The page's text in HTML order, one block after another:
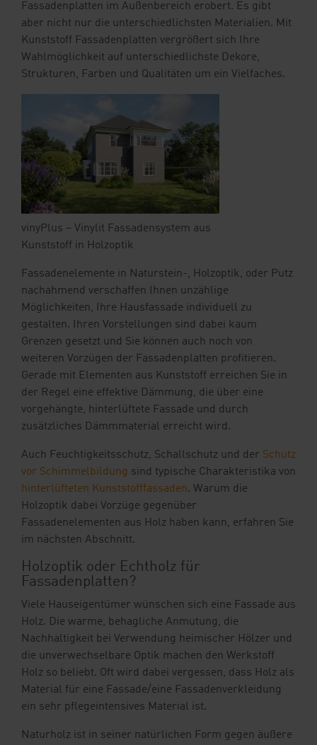
Fassadenplatten im Außenbereich erobert. Es gibt
aber nicht nur die unterschiedlichsten Materialien. Mit
Kunststoff Fassadenplatten vergrößert sich Ihre
Wahlmöglichkeit auf unterschiedlichste Dekore,
Strukturen, Farben und Qualitäten um ein Vielfaches.
vinyPlus – Vinylit Fassadensystem aus
Kunststoff in Holzoptik
Fassadenelemente in Naturstein-, Holzoptik, oder Putz
nachahmend verschaffen Ihnen unzählige
Möglichkeiten, Ihre Hausfassade individuell zu
gestalten. Ihren Vorstellungen sind dabei kaum
Grenzen gesetzt und Sie können auch noch von
weiteren Vorzügen der Fassadenplatten profitieren.
Gerade mit Elementen aus Kunststoff erreichen Sie in
der Regel eine effektive Dämmung, die über eine
vorgehängte, hinterlüftete Fassade und durch
zusätzliches Dämmmaterial erreicht wird.
Auch Feuchtigkeitsschutz, Schallschutz und der Schutz
vor Schimmelbildung sind typische Charakteristika von
hinterlüfteten Kunststofffassaden. Warum die
Holzoptik dabei Vorzüge gegenüber
Fassadenelementen aus Holz haben kann, erfahren Sie
im nächsten Abschnitt.
Holzoptik oder Echtholz für
Fassadenplatten?
Viele Hauseigentümer wünschen sich eine Fassade aus
Holz. Die warme, behagliche Anmutung, die
Nachhaltigkeit bei Verwendung heimischer Hölzer und
die unverwechselbare Optik machen den Werkstoff
Holz so beliebt. Oft wird dabei vergessen, dass Holz als
Material für eine Fassade/eine Fassadenverkleidung
ein sehr pflegeintensives Material ist.
Naturholz ist in seiner natürlichen Form gegen äußere